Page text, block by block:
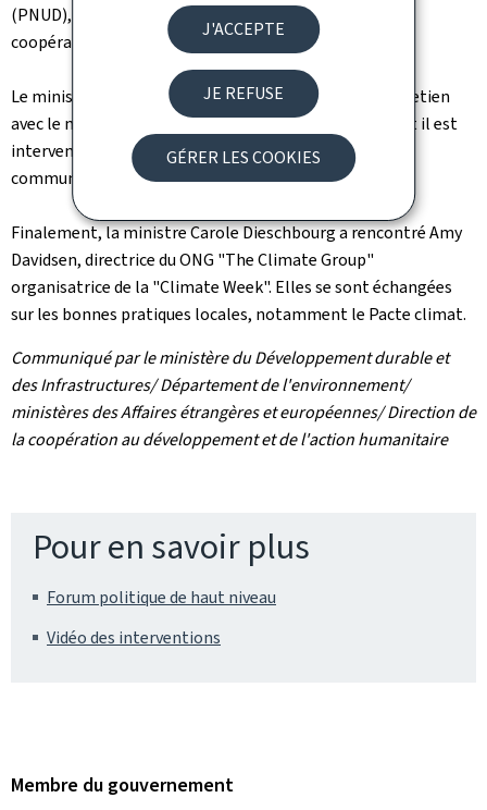
J'ACCEPTE
JE REFUSE
GÉRER LES COOKIES
(PNUD), ainsi qu’avec certains pays partenaires de la
coopération et l’action climat.
Le ministre Romain Schneider a par ailleurs eu un entretien
avec le nouveau président du FIDA, Gilbert Houngbo, et il est
intervenu dans un panel sur le rôle de l’action des
communautés dans la mise en œuvre de l’Agenda 2030.
Finalement, la ministre Carole Dieschbourg a rencontré Amy
Davidsen, directrice du ONG "The Climate Group"
organisatrice de la "Climate Week". Elles se sont échangées
sur les bonnes pratiques locales, notamment le Pacte climat.
Communiqué par le ministère du Développement durable et
des Infrastructures/ Département de l'environnement/
ministères des Affaires étrangères et européennes/ Direction de
la coopération au développement et de l'action humanitaire
Pour en savoir plus
Forum politique de haut niveau
Vidéo des interventions
Membre du gouvernement